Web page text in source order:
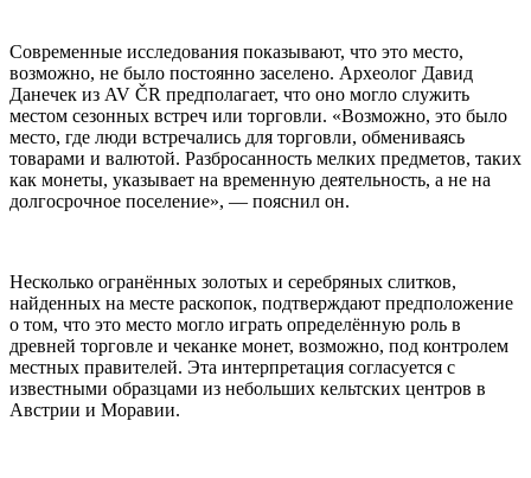
Современные исследования показывают, что это место,
возможно, не было постоянно заселено. Археолог Давид
Данечек из AV ČR предполагает, что оно могло служить
местом сезонных встреч или торговли. «Возможно, это было
место, где люди встречались для торговли, обмениваясь
товарами и валютой. Разбросанность мелких предметов, таких
как монеты, указывает на временную деятельность, а не на
долгосрочное поселение», — пояснил он.
Несколько огранённых золотых и серебряных слитков,
найденных на месте раскопок, подтверждают предположение
о том, что это место могло играть определённую роль в
древней торговле и чеканке монет, возможно, под контролем
местных правителей. Эта интерпретация согласуется с
известными образцами из небольших кельтских центров в
Австрии и Моравии.